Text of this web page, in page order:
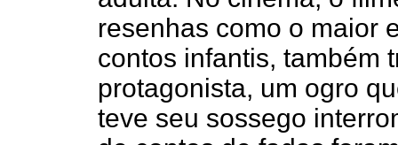
resenhas como o maior
contos infantis, também
protagonista, um ogro
teve seu sossego